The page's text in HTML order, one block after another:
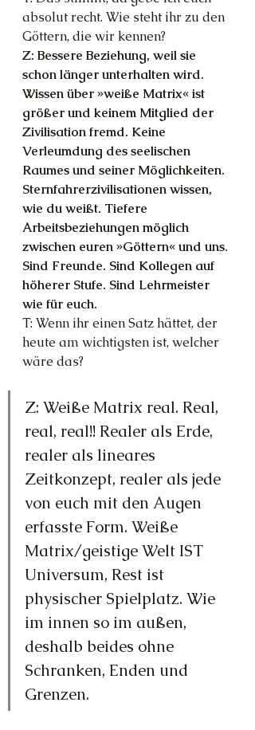
absolut recht. Wie steht ihr zu den
Göttern, die wir kennen?
Z: Bessere Beziehung, weil sie
schon länger unterhalten wird.
Wissen über »weiße Matrix« ist
größer und keinem Mitglied der
Zivilisation fremd. Keine
Verleumdung des seelischen
Raumes und seiner Möglichkeiten.
Sternfahrerzivilisationen wissen,
wie du weißt. Tiefere
Arbeitsbeziehungen möglich
zwischen euren »Göttern« und uns.
Sind Freunde. Sind Kollegen auf
höherer Stufe. Sind Lehrmeister
wie für euch.
T: Wenn ihr einen Satz hättet, der
heute am wichtigsten ist, welcher
wäre das?
Z: Weiße Matrix real. Real,
real, real!! Realer als Erde,
realer als lineares
Zeitkonzept, realer als jede
von euch mit den Augen
erfasste Form. Weiße
Matrix/geistige Welt IST
Universum, Rest ist
physischer Spielplatz. Wie
im innen so im außen,
deshalb beides ohne
Schranken, Enden und
Grenzen.